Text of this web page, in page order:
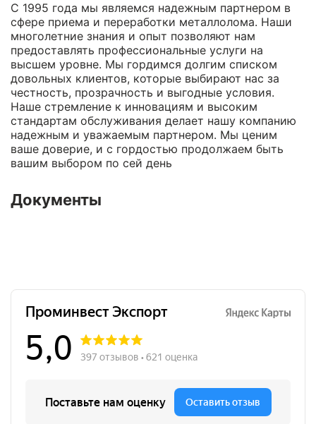
С 1995 года мы являемся надежным партнером в
сфере приема и переработки металлолома. Наши
многолетние знания и опыт позволяют нам
предоставлять профессиональные услуги на
высшем уровне. Мы гордимся долгим списком
довольных клиентов, которые выбирают нас за
честность, прозрачность и выгодные условия.
Наше стремление к инновациям и высоким
стандартам обслуживания делает нашу компанию
надежным и уважаемым партнером. Мы ценим
ваше доверие, и с гордостью продолжаем быть
вашим выбором по сей день
Документы